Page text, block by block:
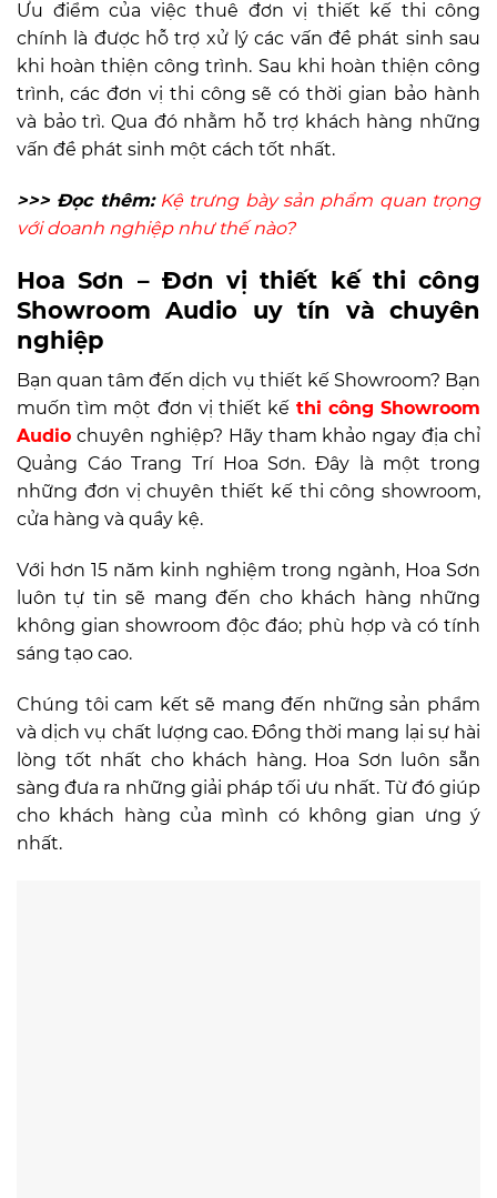
Ưu điểm của việc thuê đơn vị thiết kế thi công
chính là được hỗ trợ xử lý các vấn đề phát sinh sau
khi hoàn thiện công trình. Sau khi hoàn thiện công
trình, các đơn vị thi công sẽ có thời gian bảo hành
và bảo trì. Qua đó nhằm hỗ trợ khách hàng những
vấn đề phát sinh một cách tốt nhất.
>>> Đọc thêm: Kệ trưng bày sản phẩm quan trọng
với doanh nghiệp như thế nào?
Hoa Sơn – Đơn vị thiết kế thi công
Showroom Audio uy tín và chuyên
nghiệp
Bạn quan tâm đến dịch vụ thiết kế Showroom? Bạn
muốn tìm một đơn vị thiết kế thi côngShowroom
Audio chuyên nghiệp? Hãy tham khảo ngay địa chỉ
Quảng Cáo Trang Trí Hoa Sơn. Đây là một trong
những đơn vị chuyên thiết kế thi công showroom,
cửa hàng và quầy kệ.
Với hơn 15 năm kinh nghiệm trong ngành, Hoa Sơn
luôn tự tin sẽ mang đến cho khách hàng những
không gian showroom độc đáo; phù hợp và có tính
sáng tạo cao.
Chúng tôi cam kết sẽ mang đến những sản phẩm
và dịch vụ chất lượng cao. Đồng thời mang lại sự hài
lòng tốt nhất cho khách hàng. Hoa Sơn luôn sẵn
sàng đưa ra những giải pháp tối ưu nhất. Từ đó giúp
cho khách hàng của mình có không gian ưng ý
nhất.